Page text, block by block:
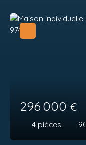
296 000 €
4 pièces